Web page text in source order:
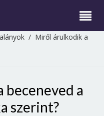
/ Miről árulkodik a
a
szerint?